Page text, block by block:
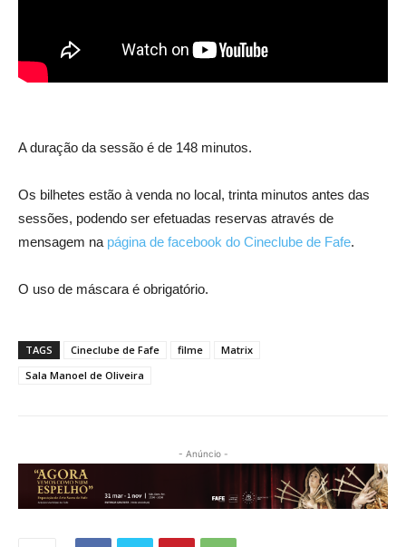
A duração da sessão é de 148 minutos.
Os bilhetes estão à venda no local, trinta minutos antes das
sessões, podendo ser efetuadas reservas através de
mensagem na página de facebook do Cineclube de Fafe.
O uso de máscara é obrigatório.
TAGS Cineclube de Fafe filme
Matrix
Sala Manoel de Oliveira
- Anúncio -